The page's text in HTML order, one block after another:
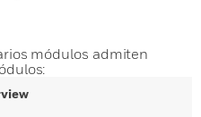
módulos admiten